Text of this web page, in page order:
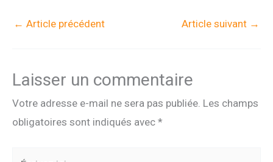
← Article précédent Article suivant →
Laisser un commentaire
Votre adresse e-mail ne sera pas publiée. Les champs
obligatoires sont indiqués avec *